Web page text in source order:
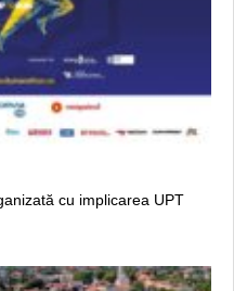
cu implicarea UPT